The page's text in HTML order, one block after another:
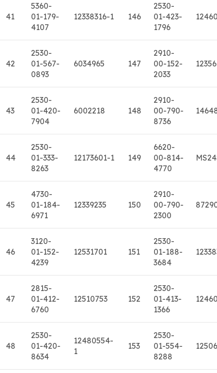
41
5360-
01-179-
4107
12338316-1 146
2530-
01-423-
1796
42
2530-
01-567-
0893
6034965 147
2910-
00-152-
2033
43
2530-
01-420-
7904
6002218 148
2910-
00-790-
8736
44
2530-
01-333-
8263
12173601-1 149
6620-
00-814-
4770
45
4730-
01-184-
6971
12339235 150
2910-
00-790-
2300
46
3120-
01-152-
4239
12531701 151
2530-
01-188-
3684
47
2815-
01-412-
6760
12510753 152
2530-
01-413-
1366
48
2530-
01-420-
8634
12480554-
1
153
2530-
01-554-
8288